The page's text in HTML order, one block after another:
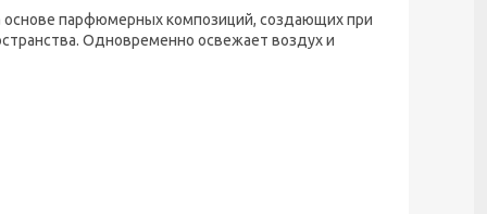
основе парфюмерных композиций, создающих при
Одновременно освежает воздух и